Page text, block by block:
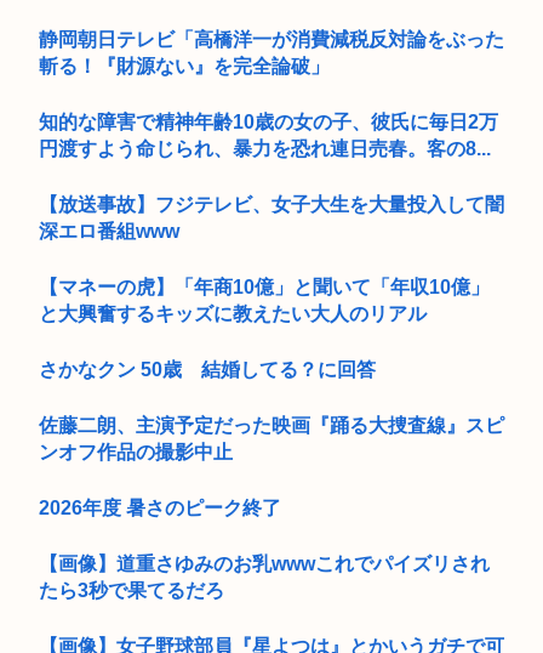
静岡朝日テレビ「高橋洋一が消費減税反対論をぶった
斬る！『財源ない』を完全論破」
知的な障害で精神年齢10歳の女の子、彼氏に毎日2万
円渡すよう命じられ、暴力を恐れ連日売春。客の8...
【放送事故】フジテレビ、女子大生を大量投入して闇
深エロ番組www
【マネーの虎】「年商10億」と聞いて「年収10億」
と大興奮するキッズに教えたい大人のリアル
さかなクン 50歳 結婚してる？に回答
佐藤二朗、主演予定だった映画『踊る大捜査線』スピ
ンオフ作品の撮影中止
2026年度 暑さのピーク終了
【画像】道重さゆみのお乳wwwこれでパイズリされ
たら3秒で果てるだろ
【画像】女子野球部員『星よつは』とかいうガチで可